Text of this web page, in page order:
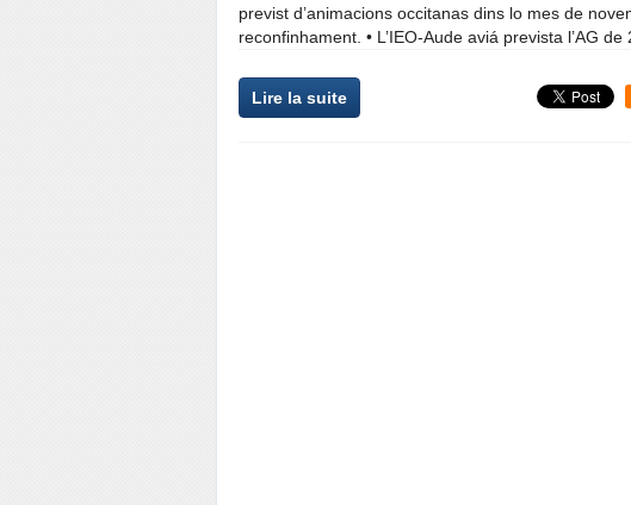
previst d’animacions occitanas dins lo mes de
reconfinhament. • L’IEO-Aude aviá prevista l’AG
Lire la suite